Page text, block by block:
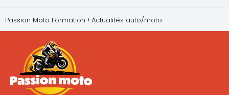
Passion Moto Formation Actualités auto/moto